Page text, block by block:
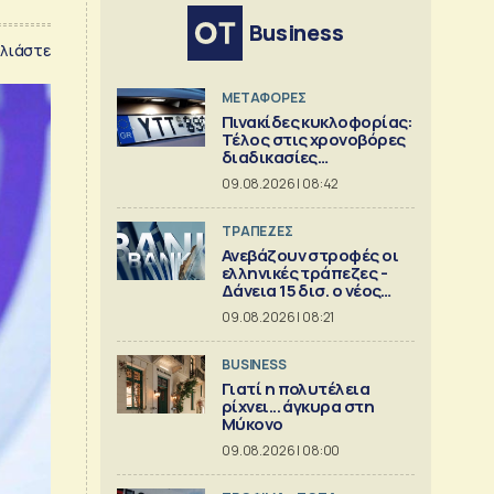
Business
ΜΕΤΑΦΟΡΕΣ
Πινακίδες κυκλοφορίας:
Τέλος στις χρονοβόρες
διαδικασίες
κατασκευής
09.08.2026 | 08:42
ΤΡΑΠΕΖΕΣ
Ανεβάζουν στροφές οι
ελληνικές τράπεζες -
Δάνεια 15 δισ. ο νέος
στόχος
09.08.2026 | 08:21
BUSINESS
Γιατί η πολυτέλεια
ρίχνει... άγκυρα στη
Μύκονο
09.08.2026 | 08:00